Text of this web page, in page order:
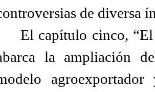
de diversa
El capítulo cinco,
la ampliación